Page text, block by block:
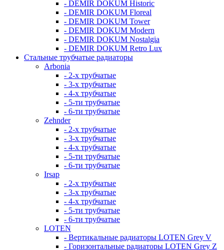
- DEMIR DOKUM Historic
- DEMIR DOKUM Floreal
- DEMIR DOKUM Tower
- DEMIR DOKUM Modern
- DEMIR DOKUM Nostalgia
- DEMIR DOKUM Retro Lux
Стальные трубчатые радиаторы
Arbonia
- 2-х трубчатые
- 3-х трубчатые
- 4-х трубчатые
- 5-ти трубчатые
- 6-ти трубчатые
Zehnder
- 2-х трубчатые
- 3-х трубчатые
- 4-х трубчатые
- 5-ти трубчатые
- 6-ти трубчатые
Irsap
- 2-х трубчатые
- 3-х трубчатые
- 4-х трубчатые
- 5-ти трубчатые
- 6-ти трубчатые
LOTEN
- Вертикальные радиаторы LOTEN Grey V
- Горизонтальные радиаторы LOTEN Grey Z